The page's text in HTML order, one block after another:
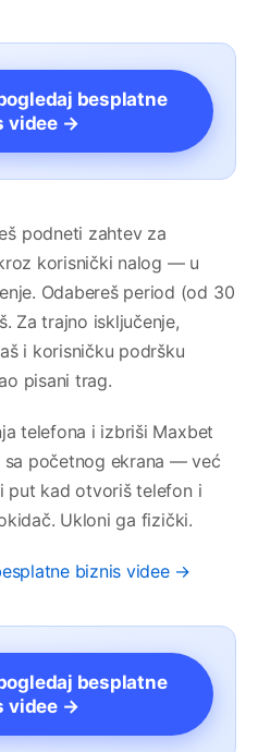
besplatne
videe →
podneti zahtev za
korisnički nalog — u
Odabereš period (od 30
Za trajno isključenje,
i korisničku podršku
pisani trag.
telefona i izbriši Maxbet
sa početnog ekrana — već
put kad otvoriš telefon i
Ukloni ga fizički.
biznis videe →
besplatne
videe →